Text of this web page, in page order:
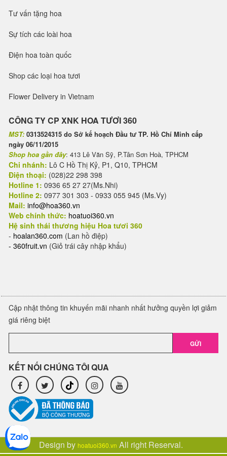
Tư vấn tặng hoa
Sự tích các loài hoa
Điện hoa toàn quốc
Shop các loại hoa tươi
Flower Delivery in Vietnam
CÔNG TY CP XNK HOA TƯƠI 360
MST: 0313524315 do Sở kế hoạch Đầu tư TP. Hồ Chí Minh cấp
ngày 06/11/2015
Shop hoa gần đây: 413 Lê Văn Sỹ, P.Tân Sơn Hoà, TPHCM
Chi nhánh: Lô C Hồ Thị Kỷ, P1, Q10, TPHCM
Điện thoại: (028)22 298 398
Hotline 1: 0936 65 27 27(Ms.Nhi)
Hotline 2: 0977 301 303 - 0933 055 945 (Ms.Vy)
Mail: info@hoa360.vn
Web chính thức: hoatuoi360.vn
Hệ sinh thái thương hiệu Hoa tươi 360
- hoalan360.com (Lan hồ điệp)
- 360fruit.vn (Giỏ trái cây nhập khẩu)
Cập nhật thông tin khuyến mãi nhanh nhất hưởng quyền lợi giảm
giá riêng biệt
GỬI
KẾT NỐI CHÚNG TÔI QUA
Design by hoatuoi360.vn All right Reserval.